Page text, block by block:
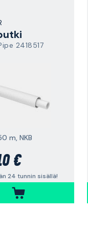
2418517
m, NKB
€
24 tunnin sisällä!